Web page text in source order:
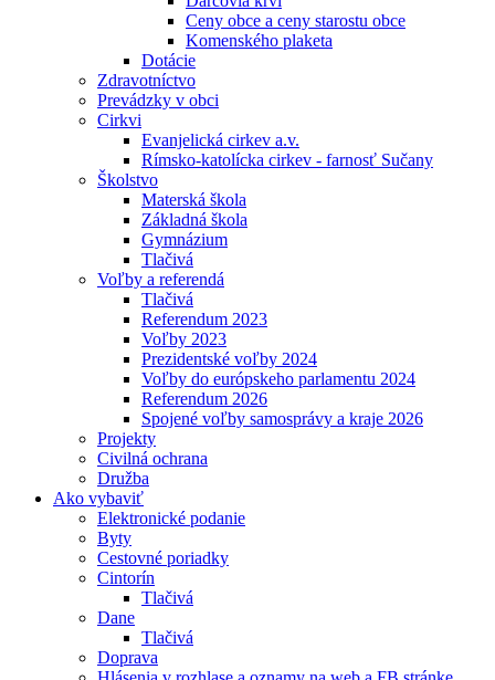
Ceny obce a ceny starostu obce
Komenského plaketa
Dotácie
Zdravotníctvo
Prevádzky v obci
Cirkvi
Evanjelická cirkev a.v.
Rímsko-katolícka cirkev - farnosť Sučany
Školstvo
Materská škola
Základná škola
Gymnázium
Tlačivá
Voľby a referendá
Tlačivá
Referendum 2023
Voľby 2023
Prezidentské voľby 2024
Voľby do európskeho parlamentu 2024
Referendum 2026
Spojené voľby samosprávy a kraje 2026
Projekty
Civilná ochrana
Družba
Ako vybaviť
Elektronické podanie
Byty
Cestovné poriadky
Cintorín
Tlačivá
Dane
Tlačivá
Doprava